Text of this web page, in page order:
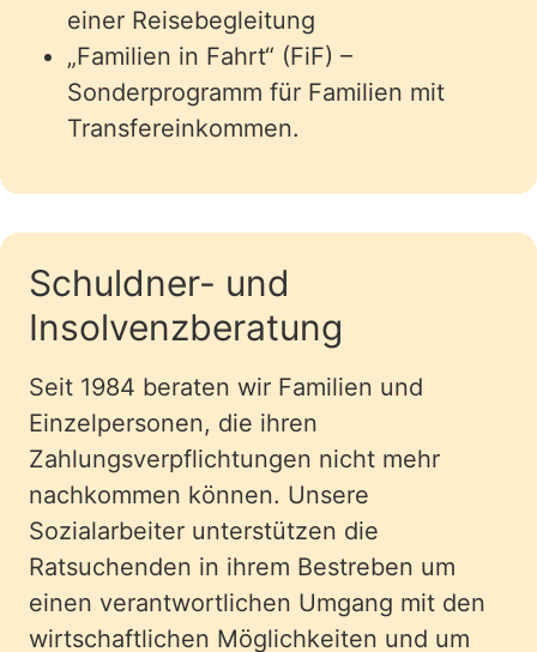
einer Reisebegleitung
„Familien in Fahrt“ (FiF) –
Sonderprogramm für Familien mit
Transfereinkommen.
Schuldner- und
Insolvenzberatung
Seit 1984 beraten wir Familien und
Einzelpersonen, die ihren
Zahlungsverpflichtungen nicht mehr
nachkommen können. Unsere
Sozialarbeiter unterstützen die
Ratsuchenden in ihrem Bestreben um
einen verantwortlichen Umgang mit den
wirtschaftlichen Möglichkeiten und um